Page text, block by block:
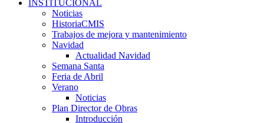
INSTITUCIONAL
Noticias
HistoriaCMIS
Trabajos de mejora y mantenimiento
Navidad
Actualidad Navidad
Semana Santa
Feria de Abril
Verano
Noticias
Plan Director de Obras
Introducción